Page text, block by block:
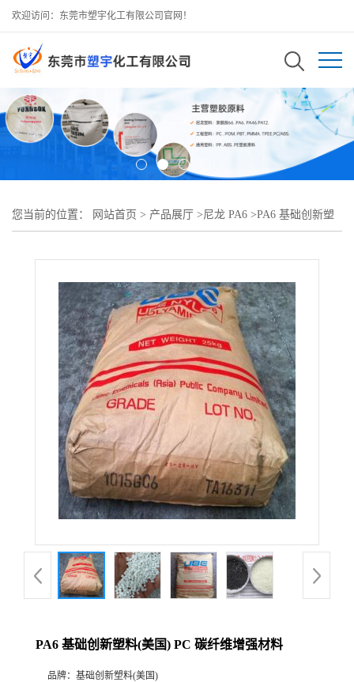
欢迎访问：东莞市塑宇化工有限公司官网！
您当前的位置： 网站首页 > 产品展厅 >尼龙 PA6 >PA6 基础创新塑
PA6 基础创新塑料(美国) PC 碳纤维增强材料
品牌： 基础创新塑料(美国)